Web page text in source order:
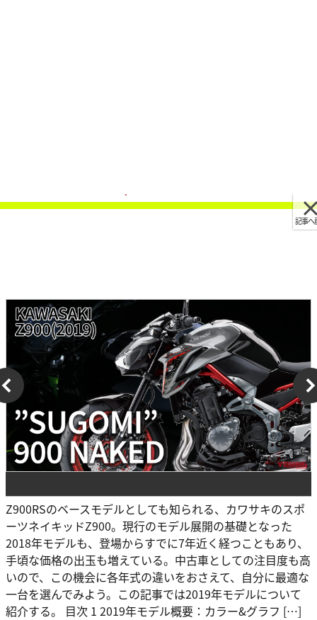
Z900RSのベースモデルとしても知られる、カワサキのスポ
ーツネイキッドZ900。現行のモデル展開の基礎となった
2018年モデルも、登場からすでに7年近く経つこともあり、
手頃な価格の出玉も増えている。中古車としての注目度も高
いので、この機会に各年式の違いをおさえて、自分に最適な
一台を選んでみよう。この記事では2019年モデルについて
紹介する。 目次 1 2019年モデル概要：カラー&グラフ […]